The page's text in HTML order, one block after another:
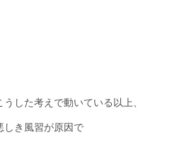
した考えで動いている以上、
しき風習が原因で